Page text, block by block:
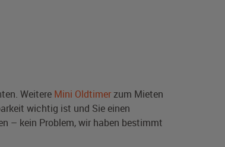
Weitere Mini Oldtimer zum Mieten
wichtig ist und Sie einen
– kein Problem, wir haben bestimmt